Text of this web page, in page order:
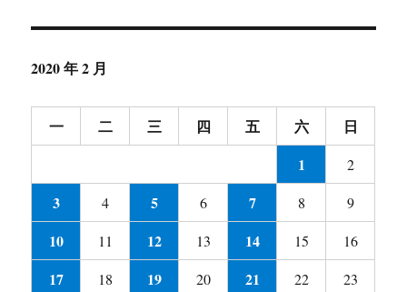
2020 年 2 月
一 二 三 四 五 六
日
1
2
3 4 5 6 7 8 9
10 11 12 13 14 15 16
17 18 19 20 21 22 23